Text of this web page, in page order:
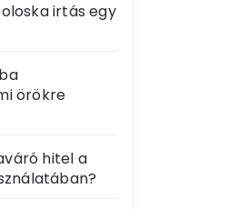
irtás egy
örökre
hitel a